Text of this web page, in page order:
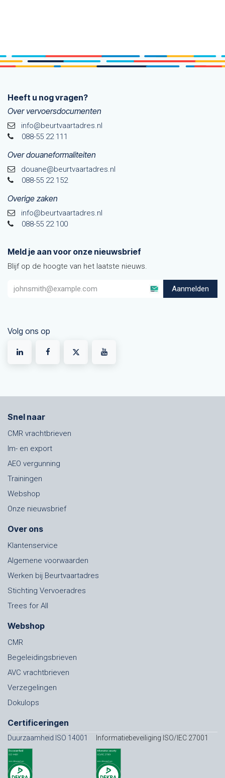
Heeft u nog vragen?
Over vervoersdocumenten
info@beurtvaartadres.nl
088-55 22 111
Over douaneformaliteiten
douane@beurtvaarta​dres.nl
088-55 22 152
Overige zaken
info@beurtvaartadres.nl
088-55 22 100
Meld je aan voor onze nieuwsbrief
Blijf op de hoogte van het laatste nieuws.
Aanmelden
Volg ons op
Snel naar
CMR vrachtbrieven
Im- en export
AEO vergunning
Trainingen
Webshop
Onze nieuwsbrief
Over ons
Klantenservice
Algemene voorwaarden
Werken bij Beurtvaartadres
Stichting Vervoeradres
Trees for All
Webshop
CMR
Begeleidingsbrieven
AVC vrachtbrieven
Verzegelingen
Dokulops
Certificeringen
Duurzaamheid ISO 14001 Informatiebeveiliging ISO/IEC 27001